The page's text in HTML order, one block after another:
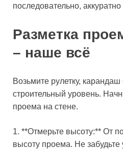
последовательно,
Разметка
– наше всё
Возьмите рулетку,
строительный уровень.
проема на стене.
1. **Отмерьте высоту:** От
высоту проема. Не забудьте